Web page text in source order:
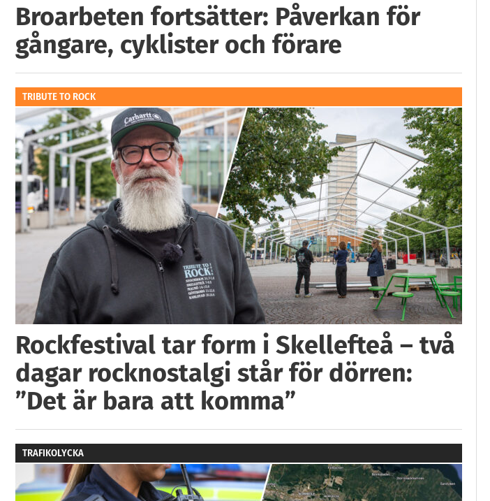
Broarbeten fortsätter: Påverkan för
gångare, cyklister och förare
TRIBUTE TO ROCK
Rockfestival tar form i Skellefteå – två
dagar rocknostalgi står för dörren:
”Det är bara att komma”
TRAFIKOLYCKA